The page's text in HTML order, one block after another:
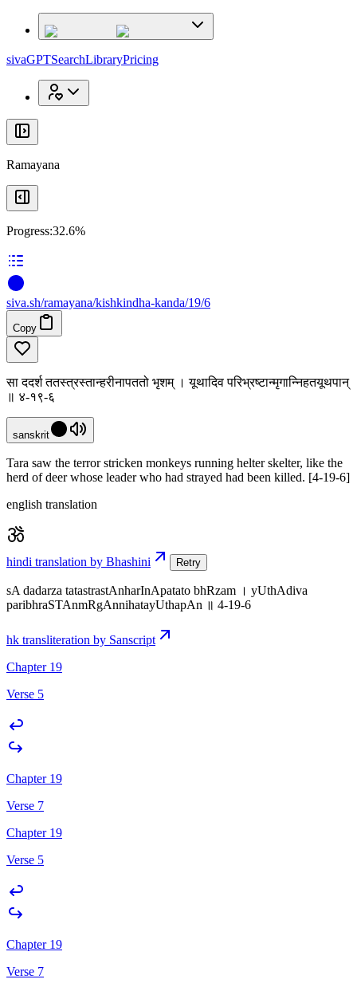
sivaGPTSearchLibraryPricing
Ramayana
Progress:32.6%
siva.sh/ramayana/kishkindha-kanda/19/6
Copy
सा ददर्श ततस्त्रस्तान्हरीनापततो भृशम् । यूथादिव परिभ्रष्टान्मृगान्निहतयूथपान्
॥ ४-१९-६
sanskrit
Tara saw the terror stricken monkeys running helter skelter, like the
herd of deer whose leader who had strayed had been killed. [4-19-6]
english translation
hindi translation by Bhashini Retry
sA dadarza tatastrastAnharInApatato bhRzam । yUthAdiva
paribhraSTAnmRgAnnihatayUthapAn ॥ 4-19-6
hk transliteration by Sanscript
Chapter 19
Verse 5
Chapter 19
Verse 7
Chapter 19
Verse 5
Chapter 19
Verse 7